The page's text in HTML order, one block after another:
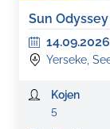
Sun
14.09.2026
Yerseke,
Kojen
5